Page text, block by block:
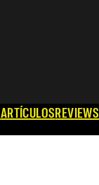
ARTÍCULOSREVIEWS